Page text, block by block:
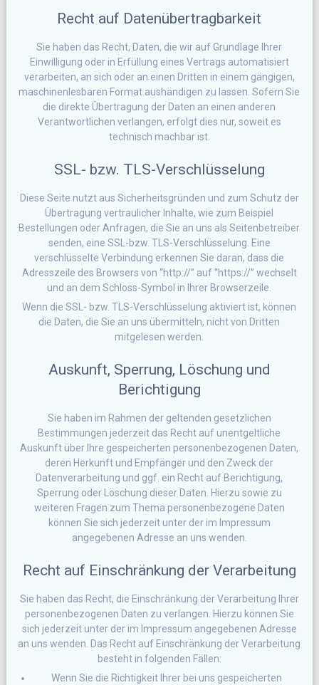
Recht auf Datenübertragbarkeit
Sie haben das Recht, Daten, die wir auf Grundlage Ihrer
Einwilligung oder in Erfüllung eines Vertrags automatisiert
verarbeiten, an sich oder an einen Dritten in einem gängigen,
maschinenlesbaren Format aushändigen zu lassen. Sofern Sie
die direkte Übertragung der Daten an einen anderen
Verantwortlichen verlangen, erfolgt dies nur, soweit es
technisch machbar ist.
SSL- bzw. TLS-Verschlüsselung
Diese Seite nutzt aus Sicherheitsgründen und zum Schutz der
Übertragung vertraulicher Inhalte, wie zum Beispiel
Bestellungen oder Anfragen, die Sie an uns als Seitenbetreiber
senden, eine SSL-bzw. TLS-Verschlüsselung. Eine
verschlüsselte Verbindung erkennen Sie daran, dass die
Adresszeile des Browsers von “http://” auf “https://” wechselt
und an dem Schloss-Symbol in Ihrer Browserzeile.
Wenn die SSL- bzw. TLS-Verschlüsselung aktiviert ist, können
die Daten, die Sie an uns übermitteln, nicht von Dritten
mitgelesen werden.
Auskunft, Sperrung, Löschung und
Berichtigung
Sie haben im Rahmen der geltenden gesetzlichen
Bestimmungen jederzeit das Recht auf unentgeltliche
Auskunft über Ihre gespeicherten personenbezogenen Daten,
deren Herkunft und Empfänger und den Zweck der
Datenverarbeitung und ggf. ein Recht auf Berichtigung,
Sperrung oder Löschung dieser Daten. Hierzu sowie zu
weiteren Fragen zum Thema personenbezogene Daten
können Sie sich jederzeit unter der im Impressum
angegebenen Adresse an uns wenden.
Recht auf Einschränkung der Verarbeitung
Sie haben das Recht, die Einschränkung der Verarbeitung Ihrer
personenbezogenen Daten zu verlangen. Hierzu können Sie
sich jederzeit unter der im Impressum angegebenen Adresse
an uns wenden. Das Recht auf Einschränkung der Verarbeitung
besteht in folgenden Fällen:
Wenn Sie die Richtigkeit Ihrer bei uns gespeicherten